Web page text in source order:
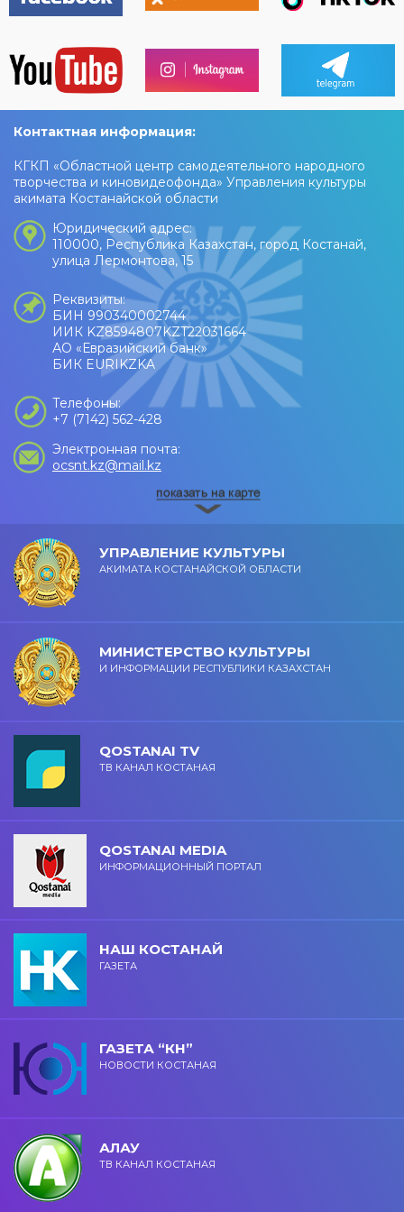
Контактная информация:
КГКП «Областной центр самодеятельного народного
творчества и киновидеофонда» Управления культуры
акимата Костанайской области
Юридический адрес:
110000, Республика Казахстан, город Костанай,
улица Лермонтова, 15
Реквизиты:
БИН 990340002744
ИИК KZ8594807KZT22031664
АО «Евразийский банк»
БИК EURIKZKA
Телефоны:
+7 (7142) 562-428
Электронная почта:
ocsnt.kz@mail.kz
УПРАВЛЕНИЕ КУЛЬТУРЫ
АКИМАТА КОСТАНАЙСКОЙ ОБЛАСТИ
МИНИСТЕРСТВО КУЛЬТУРЫ
И ИНФОРМАЦИИ РЕСПУБЛИКИ КАЗАХСТАН
QOSTANAI TV
ТВ КАНАЛ КОСТАНАЯ
QOSTANAI MEDIA
ИНФОРМАЦИОННЫЙ ПОРТАЛ
НАШ КОСТАНАЙ
ГАЗЕТА
ГАЗЕТА “КН”
НОВОСТИ КОСТАНАЯ
АЛАУ
ТВ КАНАЛ КОСТАНАЯ